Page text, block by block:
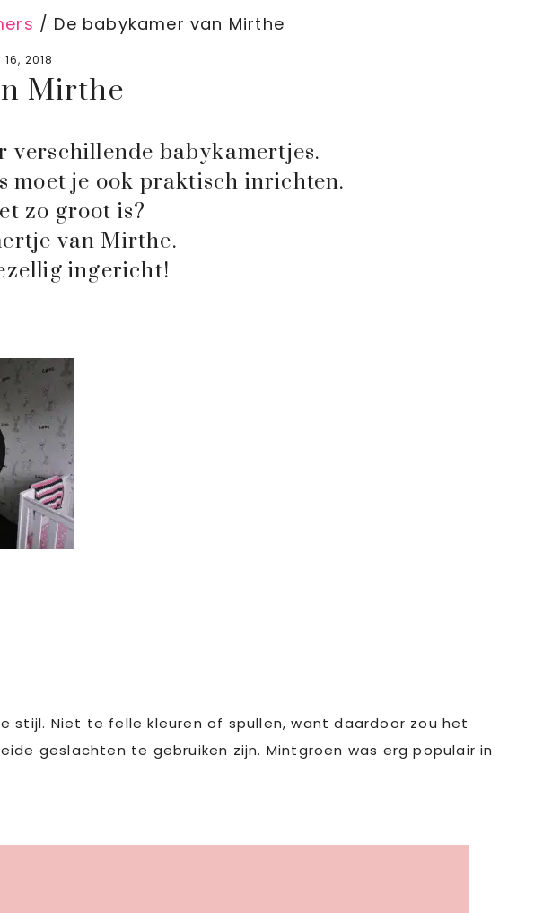
/ De babykamer van Mirthe
2018
Mirthe
verschillende babykamertjes.
moet je ook praktisch inrichten.
zo groot is?
van Mirthe.
ingericht!
stijl. Niet te felle kleuren of spullen, want daardoor zou het
geslachten te gebruiken zijn. Mintgroen was erg populair in